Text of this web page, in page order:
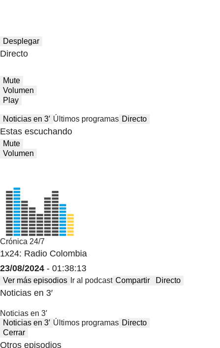
Desplegar
Directo
Mute
Volumen
Play
Noticias en 3′ Últimos programas Directo
Estas escuchando
Mute
Volumen
Crónica 24/7
1x24: Radio Colombia
23/08/2024 - 01:38:13
Ver más episodios Ir al podcast Compartir Directo
Noticias en 3′
Noticias en 3′
Noticias en 3′ Últimos programas Directo
Cerrar
Otros episodios